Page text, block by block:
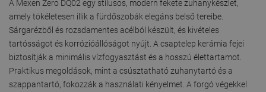
A Mexen Zero DQ02 egy stílusos, modern fekete zuhanykészlet,
amely tökéletesen illik a fürdőszobák elegáns belső tereibe.
Sárgarézből és rozsdamentes acélból készült, és kivételes
tartósságot és korrózióállóságot nyújt. A csaptelep kerámia fejei
biztosítják a minimális vízfogyasztást és a hosszú élettartamot.
Praktikus megoldások, mint a csúsztatható zuhanytartó és a
szappantartó, fokozzák a használati kényelmet. A forgó végekkel